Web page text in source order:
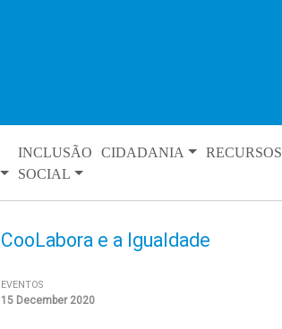
INCLUSÃO
SOCIAL
CIDADANIA RECURSOS
CooLabora e a Igualdade
EVENTOS
15 December 2020